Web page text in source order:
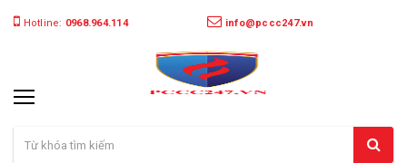
Hotline: 0968.964.114 info@pccc247.vn